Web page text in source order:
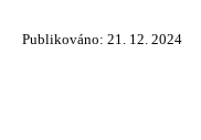
Publikováno: 21. 12. 2024